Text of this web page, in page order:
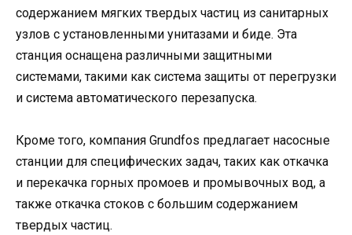
содержанием мягких твердых частиц из санитарных
узлов с установленными унитазами и биде. Эта
станция оснащена различными защитными
системами, такими как система защиты от перегрузки
и система автоматического перезапуска.
Кроме того, компания Grundfos предлагает насосные
станции для специфических задач, таких как откачка
и перекачка горных промоев и промывочных вод, а
также откачка стоков с большим содержанием
твердых частиц.